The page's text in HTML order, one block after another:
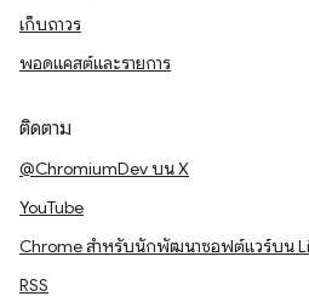
เก็บถาวร
พอดแคสต์และรายการ
ติดตาม
@ChromiumDev บน X
YouTube
Chrome สำหรับนักพัฒนาซอฟต์แวร์บน
RSS